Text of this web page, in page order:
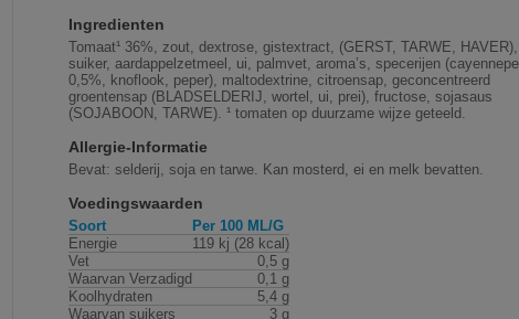
Ingredienten
Tomaat¹ 36%, zout, dextrose, gistextract, (GERST, TARWE, HAVER),
suiker, aardappelzetmeel, ui, palmvet, aroma’s, specerijen
0,5%, knoflook, peper), maltodextrine, citroensap, geconcentreerd
groentensap (BLADSELDERIJ, wortel, ui, prei), fructose, sojasaus
(SOJABOON, TARWE). ¹ tomaten op duurzame wijze geteeld.
Allergie-Informatie
Bevat: selderij, soja en tarwe. Kan mosterd, ei en melk bevatten.
Voedingswaarden
Soort
Per 100 ML/G
Energie
119 kj (28 kcal)
Vet
0,5 g
Waarvan Verzadigd
0,1 g
Koolhydraten
5,4 g
Waarvan suikers
3 g